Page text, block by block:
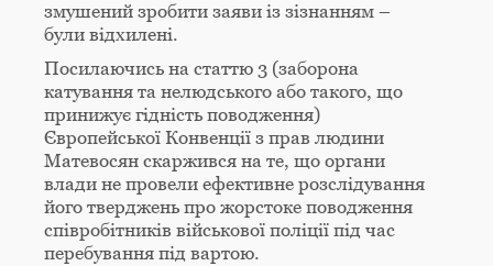
змушений зробити заяви із зізнанням –
були відхилені.
Посилаючись на статтю 3 (заборона
катування та нелюдського або такого, що
принижує гідність поводження)
Європейської Конвенції з прав людини
Матевосян скаржився на те, що органи
влади не провели ефективне розслідування
його тверджень про жорстоке поводження
співробітників військової поліції під час
перебування під вартою.